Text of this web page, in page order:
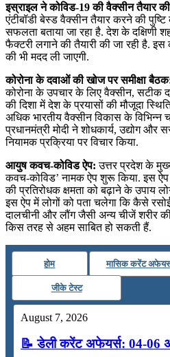
इस्राइल ने कोविड-19 की वैक्‍सीन तैयार
एंटीबॉडी बेस्‍ड वैक्‍सीन तैयार करने की
सफलता बताया जा रहा है. देश के दक्षिणी
फैक्‍टरी लगाने की तैयारी की जा रही है. इस
की भी मदद ली जाएगी.
कोरोना के दवाओं की खोज पर समीक्षा
कोरोना के उपचार के लिए वैक्‍सीन, सटीक
की दिशा में देश के प्रयासों की मौजूदा
अधिक भारतीय वैक्‍सीन विकास के
प्रधानमंत्री मोदी ने शोधकार्य, उद्योग
नियामक प्रक्रिया पर विचार किया.
आयुष कवच-कोविड ऐप: उत्तर प्रदेश के
कवच-कोविड’ नामक ऐप शुरू किया. इस
की प्रतिरोधक क्षमता को बढ़ाने के उपाय
इस ऐप में लोगों को पता चलेगा कि कैसे
दालचीनी और लौंग जैसी अन्य चीजें शरीर
किस तरह से अहम साबित हो सकती हैं.
होम मासिक करेंट
जीके टेस्ट
August 7, 2026
📝 डेली करेंट अफेयर्स: 04-06